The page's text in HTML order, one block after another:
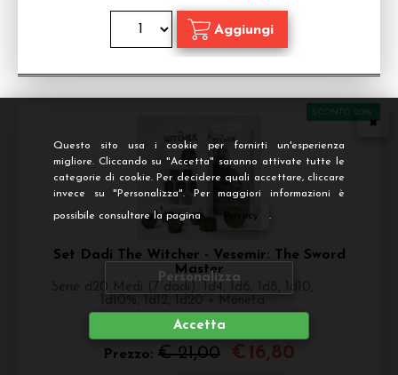
Questo sito usa i cookie per fornirti un'esperienza
migliore. Cliccando su "Accetta" saranno attivate tutte le
categorie di cookie. Per decidere quali accettare, cliccare
invece su "Personalizza". Per maggiori informazioni è
possibile consultare la pagina Privacy .
Personalizza
Accetta
Set Dadi The Witcher - Vesemir: The Sword
Master
1d10%, 1d12, 1d20 + Moneta
Disponibilità: DISPONIBILE
Prezzo: € 21,00
SCONTO 20%
€ 16,80